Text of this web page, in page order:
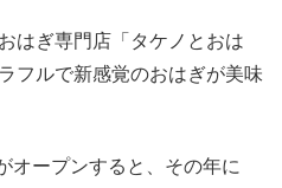
はぎ専門店「タケノとおは
フルで新感覚のおはぎが美味
オープンすると、その年に